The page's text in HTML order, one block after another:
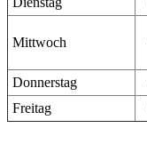
Mittwoch
Donnerstag
Freitag